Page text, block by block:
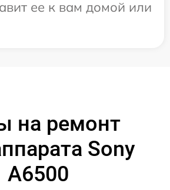
ее к вам домой или
на ремонт
Sony
A6500